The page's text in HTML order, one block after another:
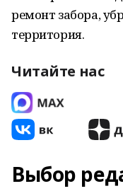
ремонт забора,
территория.
Читайте нас
Выбор